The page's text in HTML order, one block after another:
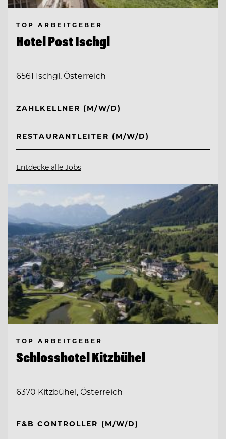
TOP ARBEITGEBER
Hotel Post Ischgl
6561 Ischgl, Österreich
ZAHLKELLNER (M/W/D)
RESTAURANTLEITER (M/W/D)
Entdecke alle Jobs
TOP ARBEITGEBER
Schlosshotel Kitzbühel
6370 Kitzbühel, Österreich
F&B CONTROLLER (M/W/D)